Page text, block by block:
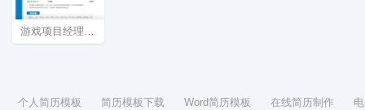
游戏项目经理个人简历模板下载
个人简历模板 简历模板下载 Word简历模板 在线简历制作